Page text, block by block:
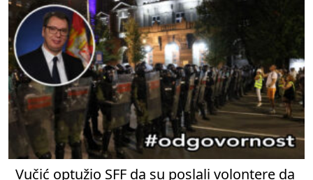
Vučić optužio SFF da su poslali volontere da